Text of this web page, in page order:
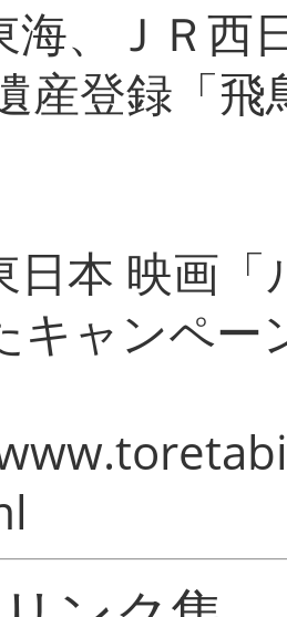
海、ＪＲ西
産登録「
日本 映画
キャンペー